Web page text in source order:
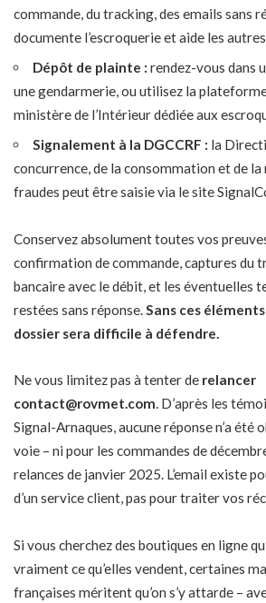
commande, du tracking, des emails sans
documente l’escroquerie et aide les
Dépôt de plainte : rendez-vous dans
une gendarmerie, ou utilisez la
ministère de l’Intérieur dédiée aux
Signalement à la DGCCRF : la
concurrence, de la consommation et de la
fraudes peut être saisie via le site
Conservez absolument toutes vos
confirmation de commande, captures du
bancaire avec le débit, et les éventuelles
restées sans réponse. Sans ces
dossier sera difficile à défendre.
Ne vous limitez pas à tenter de relancer
contact@rovmet.com. D’après les
Signal-Arnaques, aucune réponse n’a été
voie – ni pour les commandes de
relances de janvier 2025. L’email existe
d’un service client, pas pour traiter vos
Si vous cherchez des boutiques en ligne
vraiment ce qu’elles vendent, certaines
françaises méritent qu’on s’y attarde –